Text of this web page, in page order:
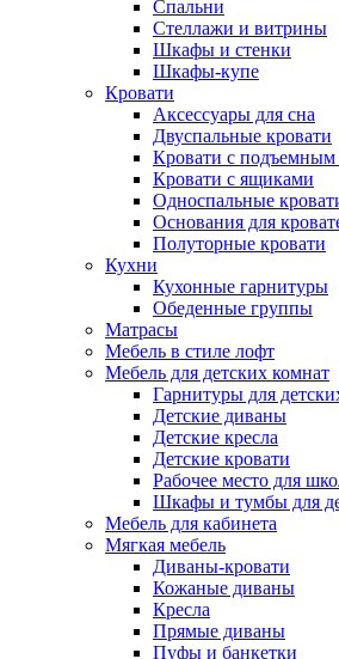
Спальни
Стеллажи и витрины
Шкафы и стенки
Шкафы-купе
Кровати
Аксессуары для сна
Двуспальные кровати
Кровати с
Кровати с ящиками
Односпальные
Основания для
Полуторные кровати
Кухни
Кухонные гарнитуры
Обеденные группы
Матрасы
Мебель в стиле лофт
Мебель для детских комнат
Гарнитуры для
Детские диваны
Детские кресла
Детские кровати
Рабочее место для
Шкафы и тумбы для
Мебель для кабинета
Мягкая мебель
Диваны-кровати
Кожаные диваны
Кресла
Прямые диваны
Пуфы и банкетки